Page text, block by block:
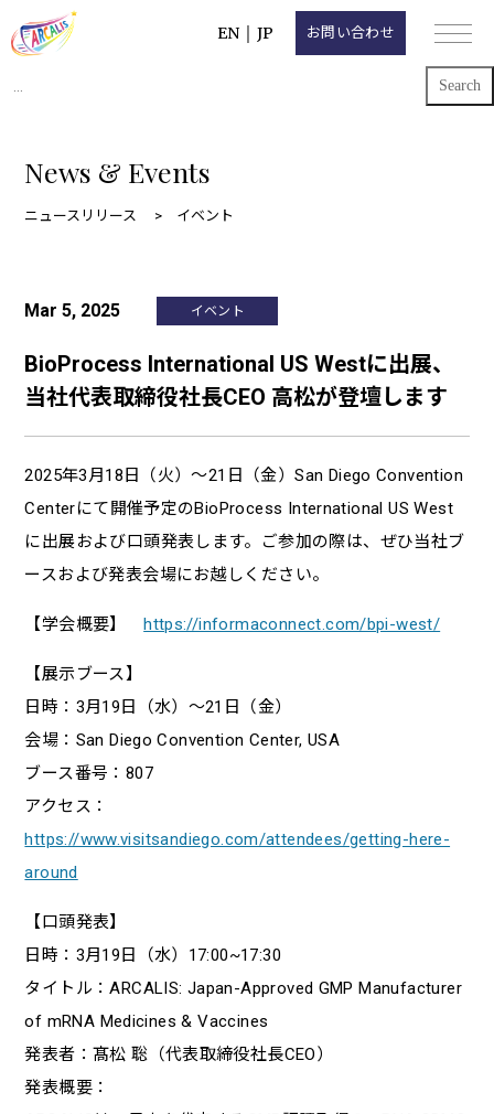
EN JP お問い合わせ
for:
News & Events
ニュースリリース イベント
Mar 5, 2025 イベント
BioProcess International US Westに出展、
当社代表取締役社長CEO 高松が登壇します
2025年3月18日（火）～21日（金）San Diego Convention
Centerにて開催予定のBioProcess International US West
に出展および口頭発表します。ご参加の際は、ぜひ当社ブ
ースおよび発表会場にお越しください。
【学会概要】https://informaconnect.com/bpi-west/
【展示ブース】
日時：3月19日（水）～21日（金）
会場：San Diego Convention Center, USA
ブース番号：807
アクセス：
https://www.visitsandiego.com/attendees/getting-here-
around
【口頭発表】
日時：3月19日（水）17:00~17:30
タイトル：ARCALIS: Japan-Approved GMP Manufacturer
of mRNA Medicines & Vaccines
発表者：髙松 聡（代表取締役社長CEO）
発表概要：